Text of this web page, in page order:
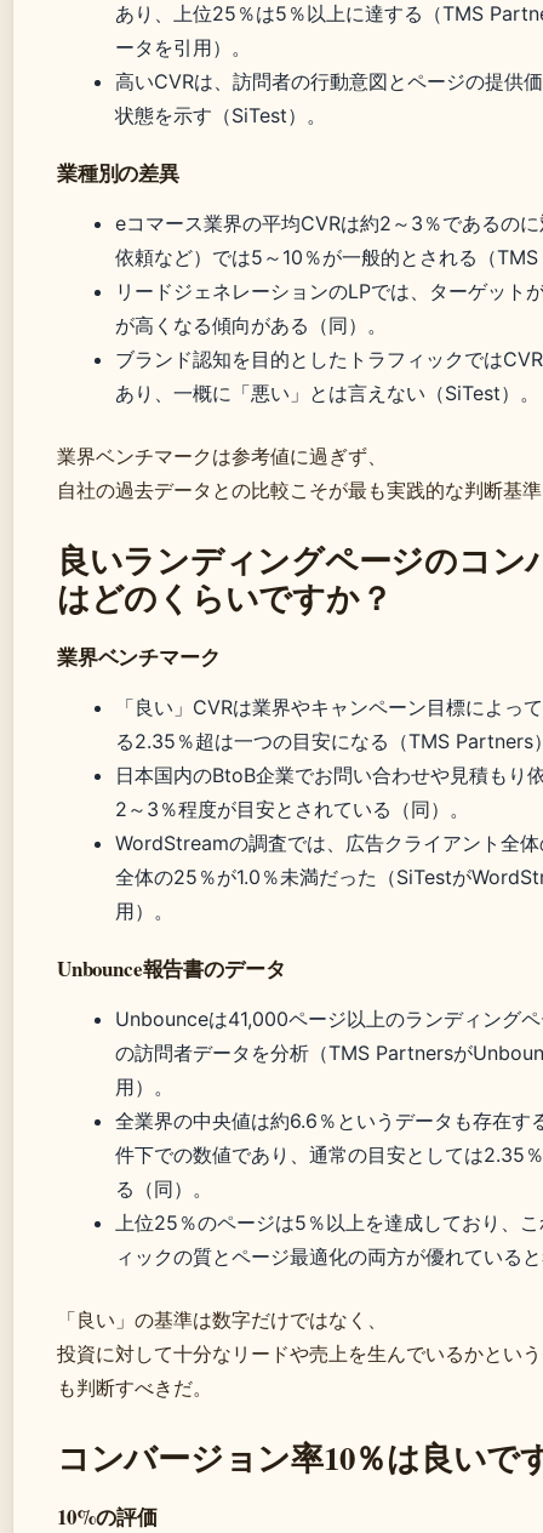
あり、上位25％は5％以上に達する（TMS
ータを引用）。
高いCVRは、訪問者の行動意図とページの提供
状態を示す（SiTest）。
業種別の差異
eコマース業界の平均CVRは約2～3％であるの
依頼など）では5～10％が一般的とされる（
リードジェネレーションのLPでは、ターゲット
が高くなる傾向がある（同）。
ブランド認知を目的としたトラフィックでは
あり、一概に「悪い」とは言えない（SiTest）。
業界ベンチマークは参考値に過ぎず、
自社の過去データとの比較こそが最も実践的な判断基
良いランディングページのコン
はどのくらいですか？
業界ベンチマーク
「良い」CVRは業界やキャンペーン目標によっ
る2.35％超は一つの目安になる（TMS Partners
日本国内のBtoB企業でお問い合わせや見積もり
2～3％程度が目安とされている（同）。
WordStreamの調査では、広告クライアント全
全体の25％が1.0％未満だった（SiTestが
用）。
Unbounce報告書のデータ
Unbounceは41,000ページ以上のランディング
の訪問者データを分析（TMS Partnersが
用）。
全業界の中央値は約6.6％というデータも存在す
件下での数値であり、通常の目安としては2.35
る（同）。
上位25％のページは5％以上を達成しており、
ィックの質とページ最適化の両方が優れている
「良い」の基準は数字だけではなく、
投資に対して十分なリードや売上を生んでいるかとい
も判断すべきだ。
コンバージョン率10％は良いで
10%の評価